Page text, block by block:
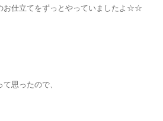
お仕立てをずっとやっていましたよ☆☆
思ったので、